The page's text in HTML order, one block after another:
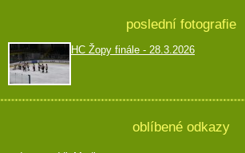
poslední fotografie
HC Žopy finále - 28.3.2026
oblíbené odkazy